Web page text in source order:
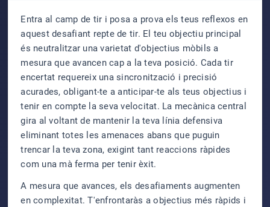
Entra al camp de tir i posa a prova els teus reflexos en
aquest desafiant repte de tir. El teu objectiu principal
és neutralitzar una varietat d'objectius mòbils a
mesura que avancen cap a la teva posició. Cada tir
encertat requereix una sincronització i precisió
acurades, obligant-te a anticipar-te als teus objectius i
tenir en compte la seva velocitat. La mecànica central
gira al voltant de mantenir la teva línia defensiva
eliminant totes les amenaces abans que puguin
trencar la teva zona, exigint tant reaccions ràpides
com una mà ferma per tenir èxit.
A mesura que avances, els desafiaments augmenten
en complexitat. T'enfrontaràs a objectius més ràpids i